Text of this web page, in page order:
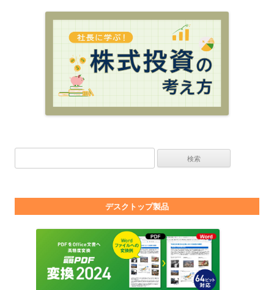
デスクトップ製品